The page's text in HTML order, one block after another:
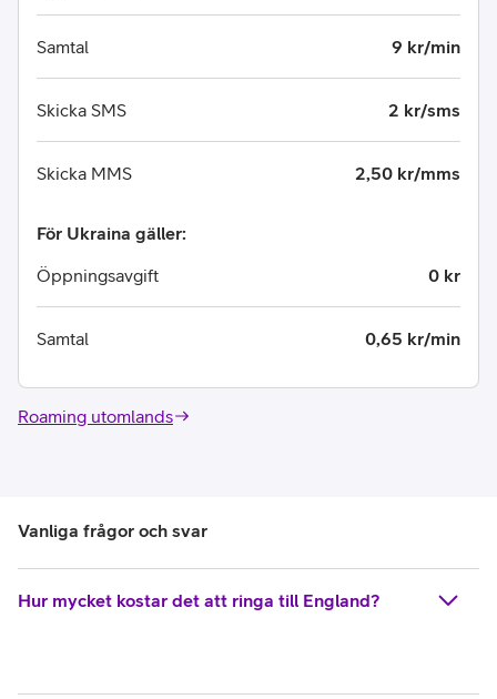
Samtal 9 kr/min
Skicka SMS 2 kr/sms
Skicka MMS 2,50 kr/mms
För Ukraina gäller:
Öppningsavgift 0 kr
Samtal 0,65 kr/min
Roaming utomlands
Vanliga frågor och svar
Hur mycket kostar det att ringa till England?